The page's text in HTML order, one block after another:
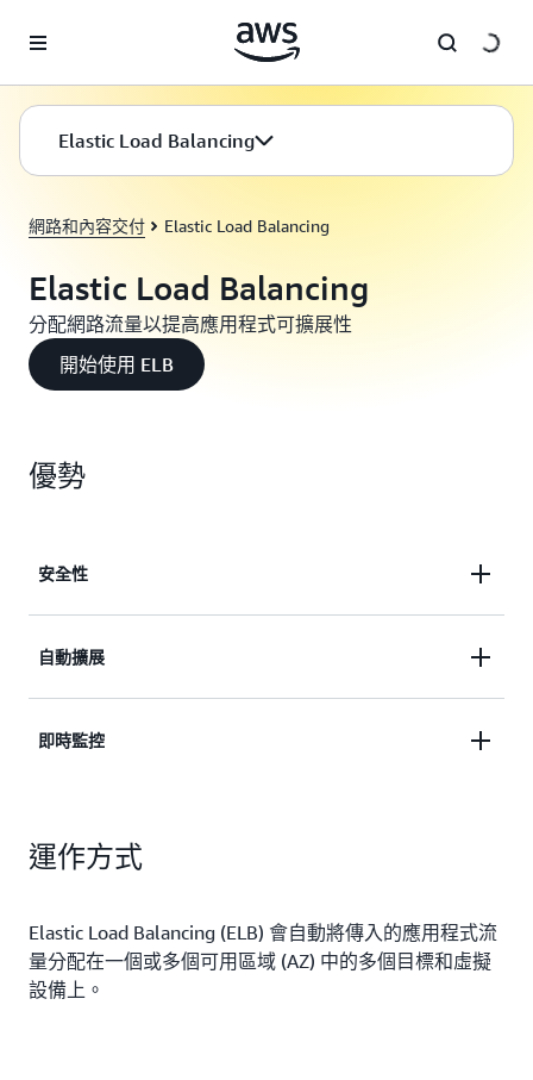
Elastic Load Balancing
網路和內容交付 Elastic Load Balancing
Elastic Load Balancing
分配網路流量以提高應用程式可擴展性
開始使用 ELB
優勢
安全性
使用 SSL/TLS 終止、整合憑證管理和用戶端憑證驗
自動擴展
提供高可用性和自動擴展的應用程式。
即時監控
維護 SLA 合規。
運作方式
Elastic Load Balancing (ELB) 會自動將傳入的應用程式流
量分配在一個或多個可用區域 (AZ) 中的多個目標和虛擬
設備上。